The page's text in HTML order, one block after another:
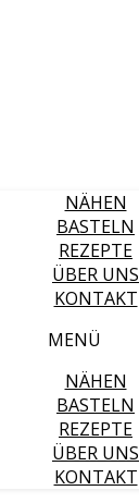
NÄHEN
BASTELN
REZEPTE
ÜBER UNS
KONTAKT
MENÜ
NÄHEN
BASTELN
REZEPTE
ÜBER UNS
KONTAKT